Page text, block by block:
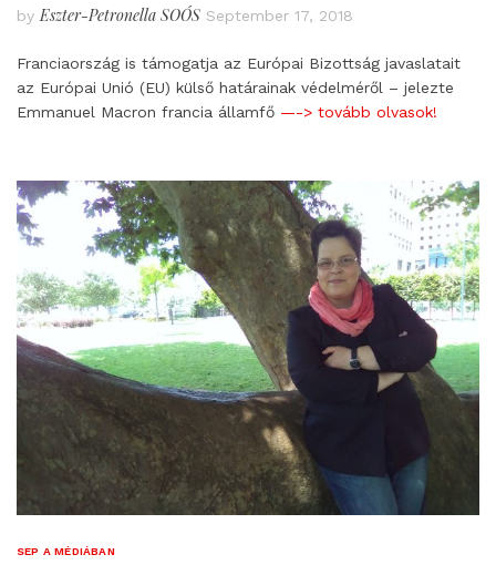
by Eszter-Petronella SOÓS September 17, 2018
Franciaország is támogatja az Európai Bizottság javaslatait
az Európai Unió (EU) külső határainak védelméről – jelezte
Emmanuel Macron francia államfő —-> tovább olvasok!
SEP A MÉDIÁBAN